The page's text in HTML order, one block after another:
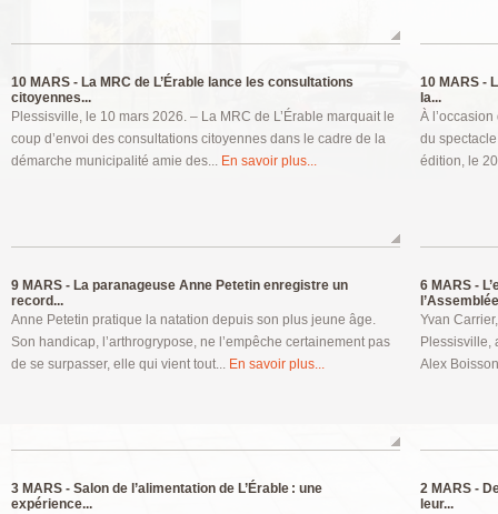
10 MARS - La MRC de L’Érable lance les consultations
citoyennes...
Plessisville, le 10 mars 2026. – La MRC de L’Érable marquait le
coup d’envoi des consultations citoyennes dans le cadre de la
démarche municipalité amie des... En savoir plus...
10 MARS -
la...
À
du
édition, le
9 MARS - La paranageuse Anne Petetin enregistre un
record...
Anne Petetin pratique la natation depuis son plus jeune âge.
Son handicap, l’arthrogrypose, ne l’empêche certainement pas
de se surpasser, elle qui vient tout... En savoir plus...
6 MARS -
Yvan
Plessisville,
Alex
3 MARS - Salon de l’alimentation de L’Érable : une
expérience...
2 MARS -
leur...